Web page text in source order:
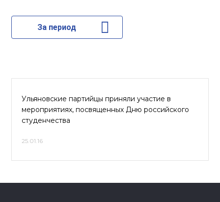
За период
Ульяновские партийцы приняли участие в
мероприятиях, посвященных Дню российского
студенчества
25.01.16